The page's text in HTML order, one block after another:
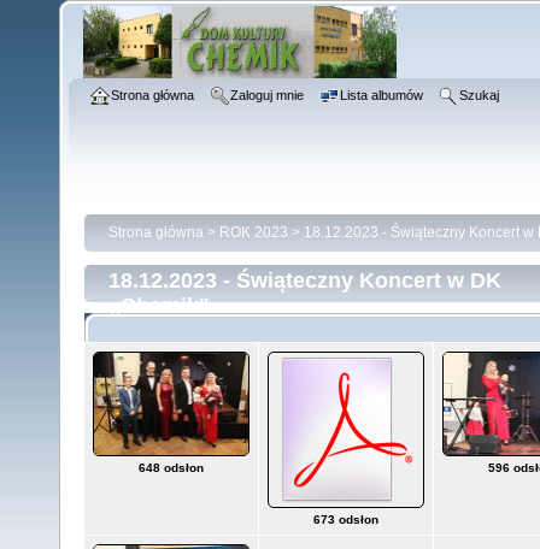
Strona główna Zaloguj mnie Lista albumów Szukaj
Strona główna > ROK 2023 > 18.12.2023 - Świąteczny Koncert w
18.12.2023 - Świąteczny Koncert w DK
,,Chemik"
648 odsłon
673 odsłon
596